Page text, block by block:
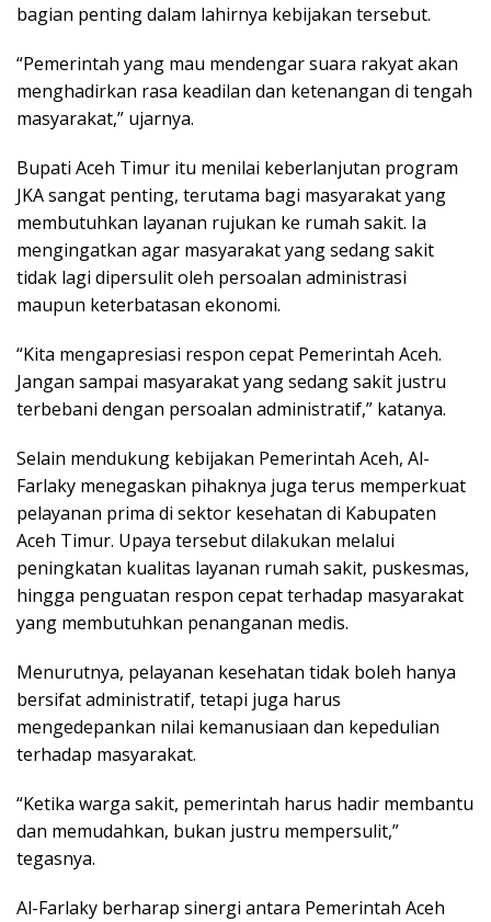
bagian penting dalam lahirnya kebijakan tersebut.
“Pemerintah yang mau mendengar suara rakyat akan
menghadirkan rasa keadilan dan ketenangan di tengah
masyarakat,” ujarnya.
Bupati Aceh Timur itu menilai keberlanjutan program
JKA sangat penting, terutama bagi masyarakat yang
membutuhkan layanan rujukan ke rumah sakit. Ia
mengingatkan agar masyarakat yang sedang sakit
tidak lagi dipersulit oleh persoalan administrasi
maupun keterbatasan ekonomi.
“Kita mengapresiasi respon cepat Pemerintah Aceh.
Jangan sampai masyarakat yang sedang sakit justru
terbebani dengan persoalan administratif,” katanya.
Selain mendukung kebijakan Pemerintah Aceh, Al-
Farlaky menegaskan pihaknya juga terus memperkuat
pelayanan prima di sektor kesehatan di Kabupaten
Aceh Timur. Upaya tersebut dilakukan melalui
peningkatan kualitas layanan rumah sakit, puskesmas,
hingga penguatan respon cepat terhadap masyarakat
yang membutuhkan penanganan medis.
Menurutnya, pelayanan kesehatan tidak boleh hanya
bersifat administratif, tetapi juga harus
mengedepankan nilai kemanusiaan dan kepedulian
terhadap masyarakat.
“Ketika warga sakit, pemerintah harus hadir membantu
dan memudahkan, bukan justru mempersulit,”
tegasnya.
Al-Farlaky berharap sinergi antara Pemerintah Aceh